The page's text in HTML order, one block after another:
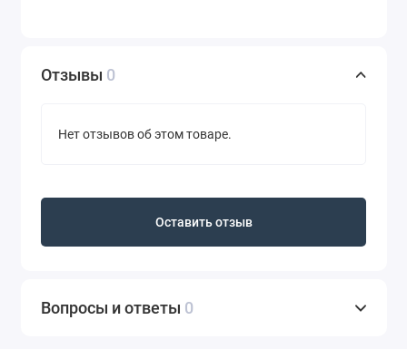
Отзывы 0
Нет отзывов об этом товаре.
Оставить отзыв
Вопросы и ответы 0